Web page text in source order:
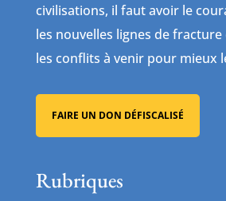
civilisations, il faut avoir le
les nouvelles lignes de
les conflits à venir pour mieux
FAIRE UN DON DÉFISCALISÉ
Rubriques